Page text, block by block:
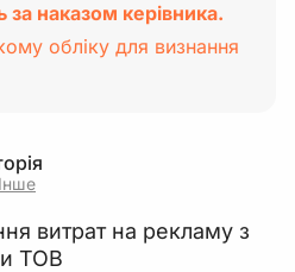
за наказом керівника.
обліку для визнання
Інше
витрат на рекламу з
ТОВ